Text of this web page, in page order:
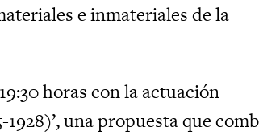
e inmateriales de la
horas con la actuación
una propuesta que